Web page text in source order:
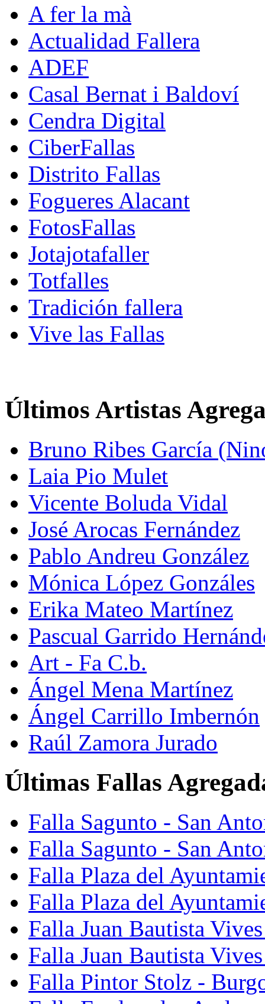
A fer la mà
Actualidad Fallera
ADEF
Casal Bernat i Baldoví
Cendra Digital
CiberFallas
Distrito Fallas
Fogueres Alacant
FotosFallas
Jotajotafaller
Totfalles
Tradición fallera
Vive las Fallas
Últimos Artistas
Bruno Ribes García
Laia Pio Mulet
Vicente Boluda Vidal
José Arocas Fernández
Pablo Andreu González
Mónica López Gonzáles
Erika Mateo Martínez
Pascual Garrido
Art - Fa C.b.
Ángel Mena Martínez
Ángel Carrillo Imbernón
Raúl Zamora Jurado
Últimas Fallas
Falla Sagunto - San
Falla Sagunto - San
Falla Plaza del
Falla Plaza del
Falla Juan Bautista
Falla Juan Bautista
Falla Pintor Stolz -